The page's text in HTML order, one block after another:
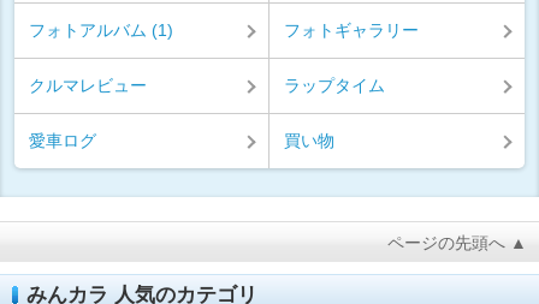
フォトアルバム (1) フォトギャラリー
クルマレビュー ラップタイム
愛車ログ 買い物
ページの先頭へ ▲
みんカラ 人気のカテゴリ